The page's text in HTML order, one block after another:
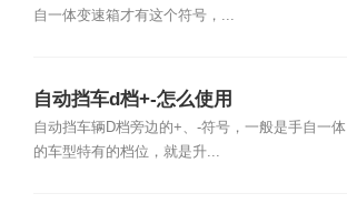
自一体变速箱才有这个符号，...
自动挡车d档+-怎么使用
自动挡车辆D档旁边的+、-符号，一般是手自一体
的车型特有的档位，就是升...